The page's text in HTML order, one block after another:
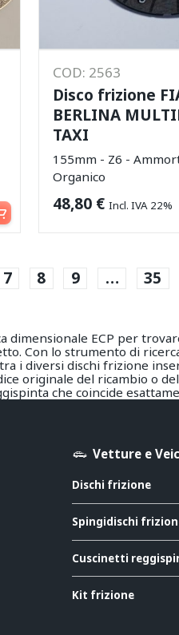
al carrello
COD: 2563
Disco frizione
BERLINA
TAXI
155mm - Z6 -
Organico
48,80 € Incl. IVA 22%
7 8 9 … 35
ECP per
Con lo strumento di
i diversi dischi frizione
originale del ricambio o
che coincide
Vetture e
Dischi frizione
Spingidischi
Cuscinetti
Kit frizione